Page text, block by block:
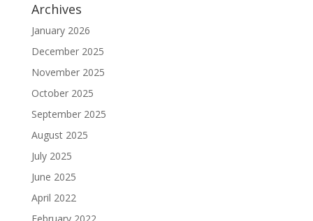
Archives
January 2026
December 2025
November 2025
October 2025
September 2025
August 2025
July 2025
June 2025
April 2022